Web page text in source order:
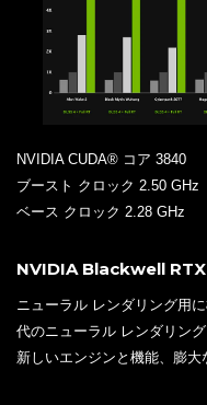
NVIDIA CUDA® コア 3840
ブースト クロック 2.50 GHz
ベース クロック 2.28 GHz
NVIDIA Blackwell RTX
ニューラル レンダリング用
代のニューラル レンダリン
新しいエンジンと機能、膨大